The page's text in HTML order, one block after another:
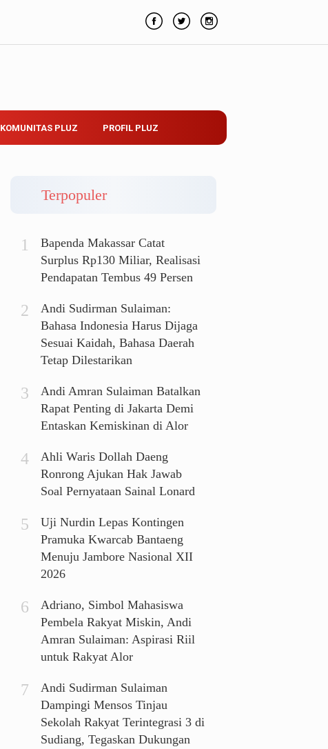
KOMUNITAS PLUZ PROFIL PLUZ
Terpopuler
Bapenda Makassar Catat
Surplus Rp130 Miliar, Realisasi
Pendapatan Tembus 49 Persen
Andi Sudirman Sulaiman:
Bahasa Indonesia Harus Dijaga
Sesuai Kaidah, Bahasa Daerah
Tetap Dilestarikan
Andi Amran Sulaiman Batalkan
Rapat Penting di Jakarta Demi
Entaskan Kemiskinan di Alor
Ahli Waris Dollah Daeng
Ronrong Ajukan Hak Jawab
Soal Pernyataan Sainal Lonard
Uji Nurdin Lepas Kontingen
Pramuka Kwarcab Bantaeng
Menuju Jambore Nasional XII
2026
Adriano, Simbol Mahasiswa
Pembela Rakyat Miskin, Andi
Amran Sulaiman: Aspirasi Riil
untuk Rakyat Alor
Andi Sudirman Sulaiman
Dampingi Mensos Tinjau
Sekolah Rakyat Terintegrasi 3 di
Sudiang, Tegaskan Dukungan